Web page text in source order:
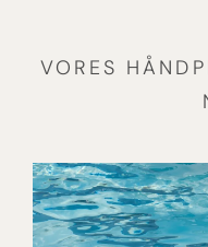
VORES